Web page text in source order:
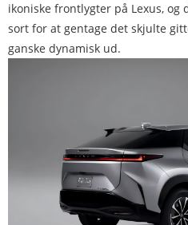
ikoniske frontlygter på Lexus,
sort for at gentage det skjulte
ganske dynamisk ud.